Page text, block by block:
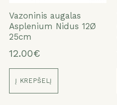
Vazoninis augalas
Asplenium Nidus 12Ø
25cm
12.00€
Į KREPŠELĮ